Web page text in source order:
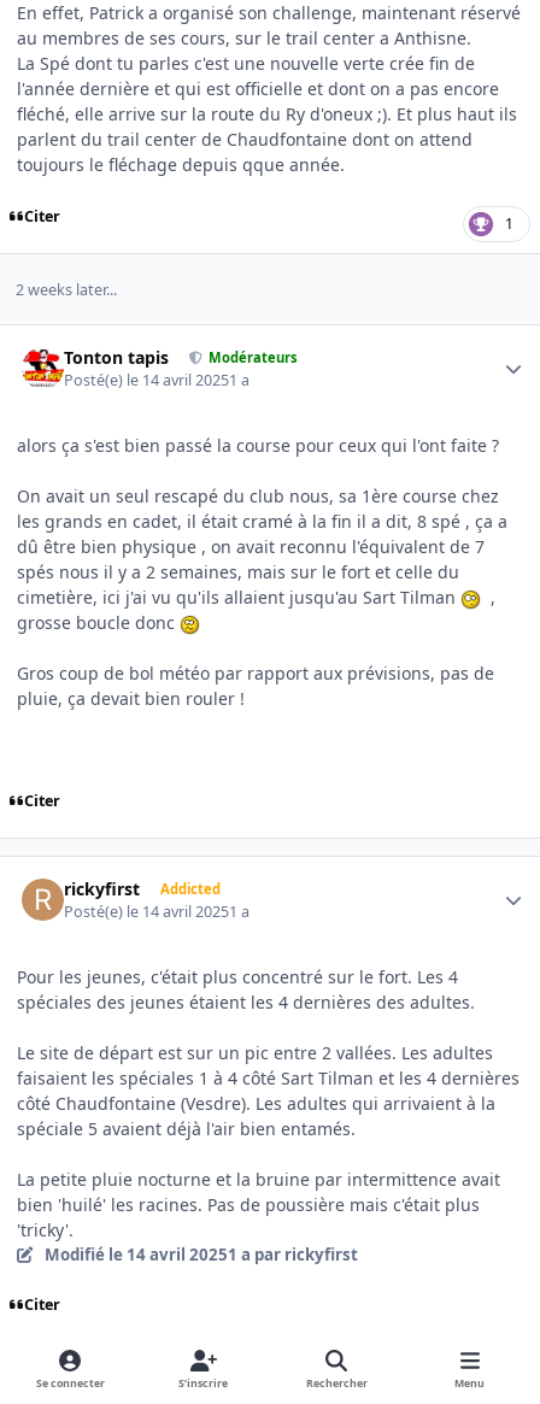
En effet, Patrick a organisé son challenge, maintenant réservé
au membres de ses cours, sur le trail center a Anthisne.
La Spé dont tu parles c'est une nouvelle verte crée fin de
l'année dernière et qui est officielle et dont on a pas encore
fléché, elle arrive sur la route du Ry d'oneux ;). Et plus haut ils
parlent du trail center de Chaudfontaine dont on attend
toujours le fléchage depuis qque année.
Citer 1
2 weeks later...
Tonton tapis Modérateurs
Posté(e) le 14 avril 20251 a
alors ça s'est bien passé la course pour ceux qui l'ont faite ?
On avait un seul rescapé du club nous, sa 1ère course chez
les grands en cadet, il était cramé à la fin il a dit, 8 spé , ça a
dû être bien physique , on avait reconnu l'équivalent de 7
spés nous il y a 2 semaines, mais sur le fort et celle du
cimetière, ici j'ai vu qu'ils allaient jusqu'au Sart Tilman
,
grosse boucle donc
Gros coup de bol météo par rapport aux prévisions, pas de
pluie, ça devait bien rouler !
Citer
rickyfirst Addicted
Posté(e) le 14 avril 20251 a
Pour les jeunes, c'était plus concentré sur le fort. Les 4
spéciales des jeunes étaient les 4 dernières des adultes.
Le site de départ est sur un pic entre 2 vallées. Les adultes
faisaient les spéciales 1 à 4 côté Sart Tilman et les 4 dernières
côté Chaudfontaine (Vesdre). Les adultes qui arrivaient à la
spéciale 5 avaient déjà l'air bien entamés.
La petite pluie nocturne et la bruine par intermittence avait
bien 'huilé' les racines. Pas de poussière mais c'était plus
'tricky'.
Modifié le 14 avril 20251 a par rickyfirst
Citer
KidPaddle
Author stats
Se connecter S’inscrire Rechercher Menu